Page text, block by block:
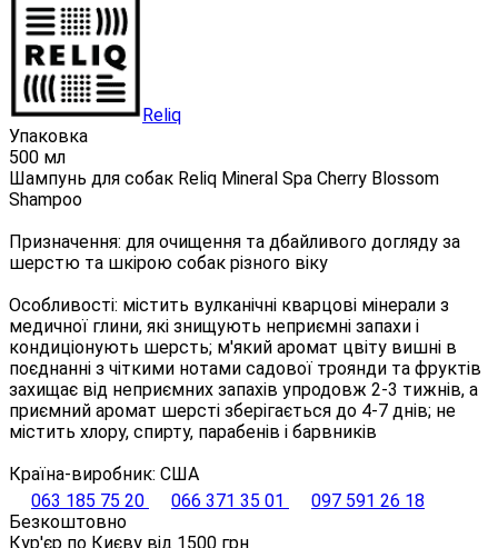
Reliq
Упаковка
500 мл
Шампунь для собак Reliq Mineral Spa Cherry Blossom
Shampoo
Призначення: для очищення та дбайливого догляду за
шерстю та шкірою собак різного віку
Особливості: містить вулканічні кварцові мінерали з
медичної глини, які знищують неприємні запахи і
кондиціонують шерсть; м'який аромат цвіту вишні в
поєднанні з чіткими нотами садової троянди та фруктів
захищає від неприємних запахів упродовж 2-3 тижнів, а
приємний аромат шерсті зберігається до 4-7 днів; не
містить хлору, спирту, парабенів і барвників
Країна-виробник: США
063 185 75 20
066 371 35 01
097 591 26 18
Безкоштовно
Кур'єр по Києву від 1500 грн